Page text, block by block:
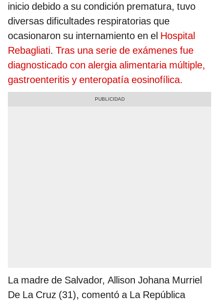
inicio debido a su condición prematura, tuvo
diversas dificultades respiratorias que
ocasionaron su internamiento en el Hospital
Rebagliati. Tras una serie de exámenes fue
diagnosticado con alergia alimentaria múltiple,
gastroenteritis y enteropatía eosinofílica.
La madre de Salvador, Allison Johana Murriel
De La Cruz (31), comentó a La República